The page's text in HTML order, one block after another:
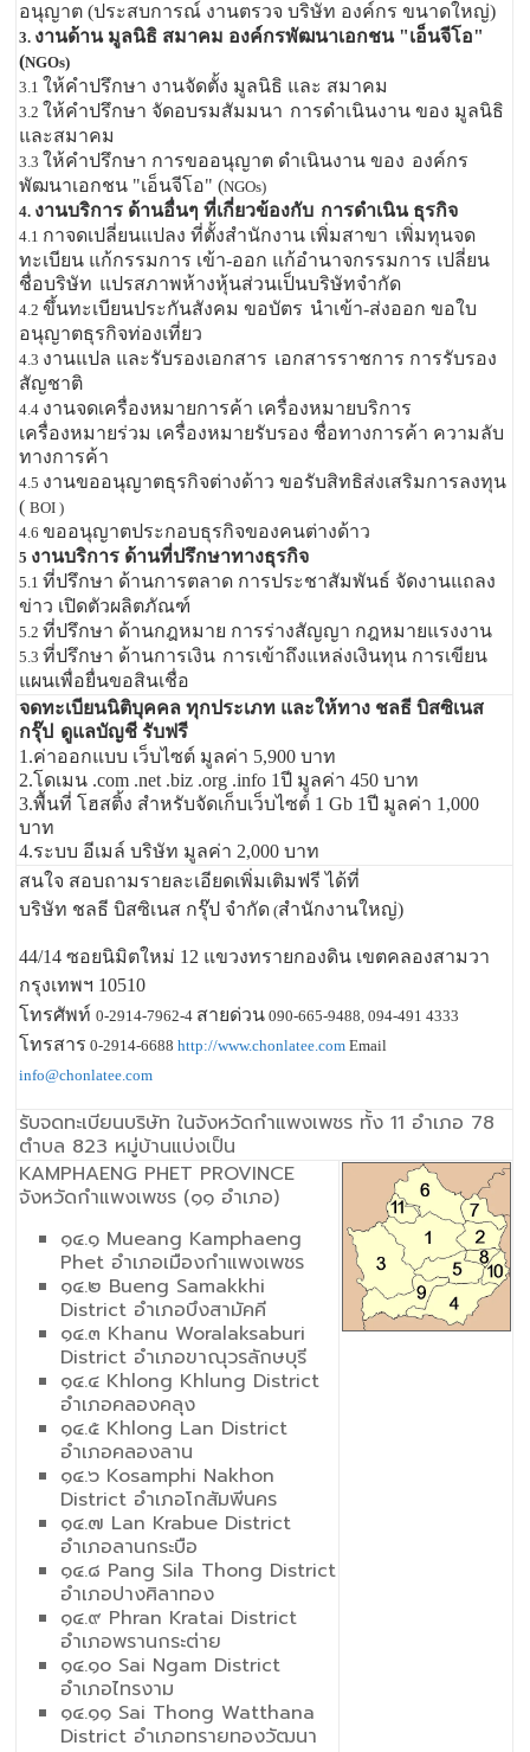
อนุญาต (ประสบการณ์ งานตรวจ บริษัท องค์กร ขนาดใหญ่)
3. งานด้าน มูลนิธิ สมาคม องค์กรพัฒนาเอกชน "เอ็นจีโอ"
(NGOs)
3.1 ให้คำปรึกษา งานจัดตั้ง มูลนิธิ และ สมาคม
3.2 ให้คำปรึกษา จัดอบรมสัมมนา การดำเนินงาน ของ มูลนิธิ
และสมาคม
3.3 ให้คำปรึกษา การขออนุญาต ดำเนินงาน ของ องค์กร
พัฒนาเอกชน "เอ็นจีโอ" (NGOs)
4. งานบริการ ด้านอื่นๆ ที่เกี่ยวข้องกับ การดำเนิน ธุรกิจ
4.1 กาจดเปลี่ยนแปลง ที่ตั้งสำนักงาน เพิ่มสาขา เพิ่มทุนจด
ทะเบียน แก้กรรมการ เข้า-ออก แก้อำนาจกรรมการ เปลี่ยน
ชื่อบริษัท แปรสภาพห้างหุ้นส่วนเป็นบริษัทจำกัด
4.2ขึ้นทะเบียนประกันสังคม ขอบัตร นำเข้า-ส่งออก ขอใบ
อนุญาตธุรกิจท่องเที่ยว
4.3 งานแปล และรับรองเอกสาร เอกสารราชการ การรับรอง
สัญชาติ
4.4 งานจดเครื่องหมายการค้า เครื่องหมายบริการ
เครื่องหมายร่วม เครื่องหมายรับรอง ชื่อทางการค้า ความลับ
ทางการค้า
4.5 งานขออนุญาตธุรกิจต่างด้าว ขอรับสิทธิส่งเสริมการลงทุน
(BOI )
4.6ขออนุญาตประกอบธุรกิจของคนต่างด้าว
5 งานบริการ ด้านที่ปรึกษาทางธุรกิจ
5.1ที่ปรึกษา ด้านการตลาด การประชาสัมพันธ์ จัดงานแถลง
ข่าว เปิดตัวผลิตภัณฑ์
5.2ที่ปรึกษา ด้านกฎหมาย การร่างสัญญา กฎหมายแรงงาน
5.3ที่ปรึกษา ด้านการเงิน การเข้าถึงแหล่งเงินทุน การเขียน
แผนเพื่อยื่นขอสินเชื่อ
จดทะเบียนนิติบุคคล ทุกประเภท และให้ทาง ชลธี บิสซิเนส
กรุ๊ป ดูแลบัญชี รับฟรี
1.ค่าออกแบบ เว็บไซต์ มูลค่า 5,900 บาท
2.โดเมน .com .net .biz .org .info 1ปี มูลค่า 450 บาท
3.พื้นที่ โฮสติ้ง สำหรับจัดเก็บเว็บไซต์ 1 Gb 1ปี มูลค่า 1,000
บาท
4.ระบบ อีเมล์ บริษัท มูลค่า 2,000 บาท
สนใจ สอบถามรายละเอียดเพิ่มเติมฟรี ได้ที่
บริษัท ชลธี บิสซิเนส กรุ๊ป จำกัด (สำนักงานใหญ่)
44/14 ซอยนิมิตใหม่ 12 แขวงทรายกองดิน เขตคลองสามวา
กรุงเทพฯ 10510
โทรศัพท์0-2914-7962-4 สายด่วน 090-665-9488, 094-491 4333
โทรสาร 0-2914-6688http://www.chonlatee.com Email
info@chonlatee.com
รับจดทะเบียนบริษัท ในจังหวัดกำแพงเพชร ทั้ง 11 อำเภอ 78
ตำบล 823 หมู่บ้านแบ่งเป็น
KAMPHAENG PHET PROVINCE
จังหวัดกำแพงเพชร (๑๑ อำเภอ)
๑๔.๑ Mueang Kamphaeng
Phet อำเภอเมืองกำแพงเพชร
๑๔.๒ Bueng Samakkhi
District อำเภอบึงสามัคคี
๑๔.๓ Khanu Woralaksaburi
District อำเภอขาณุวรลักษบุรี
๑๔.๔ Khlong Khlung District
อำเภอคลองคลุง
๑๔.๕ Khlong Lan District
อำเภอคลองลาน
๑๔.๖ Kosamphi Nakhon
District อำเภอโกสัมพีนคร
๑๔.๗ Lan Krabue District
อำเภอลานกระบือ
๑๔.๘ Pang Sila Thong District
อำเภอปางศิลาทอง
๑๔.๙ Phran Kratai District
อำเภอพรานกระต่าย
๑๔.๑๐ Sai Ngam District
อำเภอไทรงาม
๑๔.๑๑ Sai Thong Watthana
District อำเภอทรายทองวัฒนา